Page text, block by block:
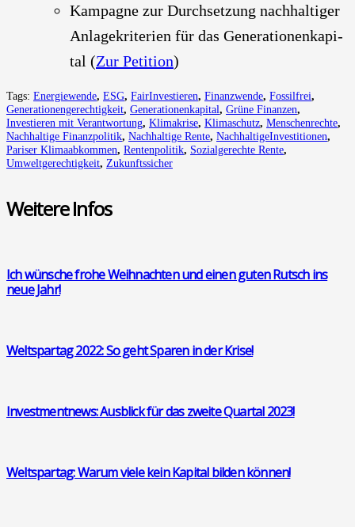
Kam­pa­gne zur Durch­set­zung nach­hal­ti­ger
Anla­ge­kri­te­ri­en für das Gene­ra­tio­nen­ka­pi­
tal (Zur Peti­ti­on)
Tags: Energiewende, ESG, FairInvestieren, Finanzwende, Fossilfrei,
Generationengerechtigkeit, Generationenkapital, Grüne Finanzen,
Investieren mit Verantwortung, Klimakrise, Klimaschutz, Menschenrechte,
Nachhaltige Finanzpolitik, Nachhaltige Rente, NachhaltigeInvestitionen,
Pariser Klimaabkommen, Rentenpolitik, Sozialgerechte Rente,
Umweltgerechtigkeit, Zukunftssicher
Wei­te­re Infos
Ich wün­sche fro­he Weih­nach­ten und einen guten Rutsch ins
neue Jahr!
Welt­spar­tag 2022: So geht Spa­ren in der Kri­se!
Invest­ment­news: Aus­blick für das zwei­te Quar­tal 2023!
Welt­spar­tag: War­um vie­le kein Kapi­tal bil­den kön­nen!